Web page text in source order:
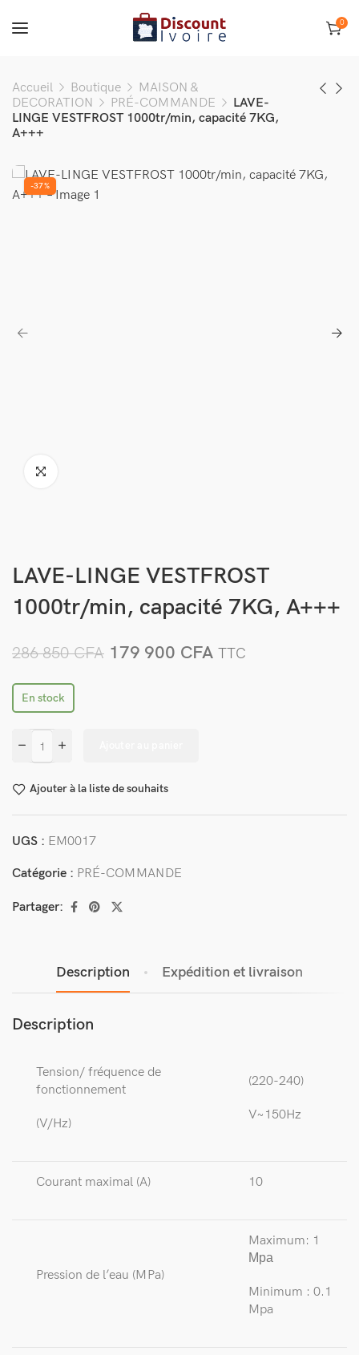
0
Accueil Boutique
MAISON &
DECORATION
PRÉ-COMMANDE
LAVE-
LINGE VESTFROST 1000tr/min, capacité 7KG,
A+++
-37%
LAVE-LINGE VESTFROST
1000tr/min, capacité 7KG, A+++
286 850CFA 179 900 CFA TTC
En stock
Ajouter à la liste de souhaits
UGS : EM0017
Catégorie : PRÉ-COMMANDE
Partager:
Description Expédition et livraison
Description
Tension/ fréquence de
fonctionnement
(V/Hz)
(220-240)
V~150Hz
Courant maximal (A) 10
Pression de l’eau (MPa)
Maximum: 1
Мра
Minimum : 0.1
Mpa